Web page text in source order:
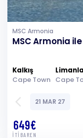
MSC Armonia
MSC Armonia
Kalkış
Cape Town
arrow_back_ios 21 MAR 27
649€
İTİBAREN